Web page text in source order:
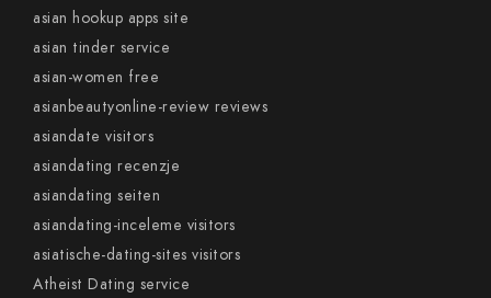
asian hookup apps site
asian tinder service
asian-women free
asianbeautyonline-review reviews
asiandate visitors
asiandating recenzje
asiandating seiten
asiandating-inceleme visitors
asiatische-dating-sites visitors
Atheist Dating service